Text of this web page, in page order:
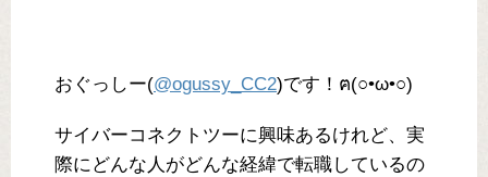
おぐっしー(@ogussy_CC2)です！‎ฅ(○•ω•○)
サイバーコネクトツーに興味あるけれど、実
際にどんな人がどんな経緯で転職しているの